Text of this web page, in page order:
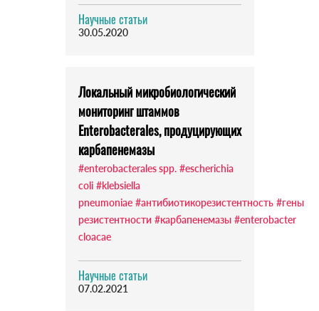
Научные статьи
30.05.2020
Локальный микробиологический
мониторинг штаммов
Enterobacterales, продуцирующих
карбапенемазы
#enterobacterales spp. #escherichia
coli #klebsiella
pneumoniae #антибиотикорезистентность #гены
резистентности #карбапенемазы #enterobacter
cloacae
Научные статьи
07.02.2021